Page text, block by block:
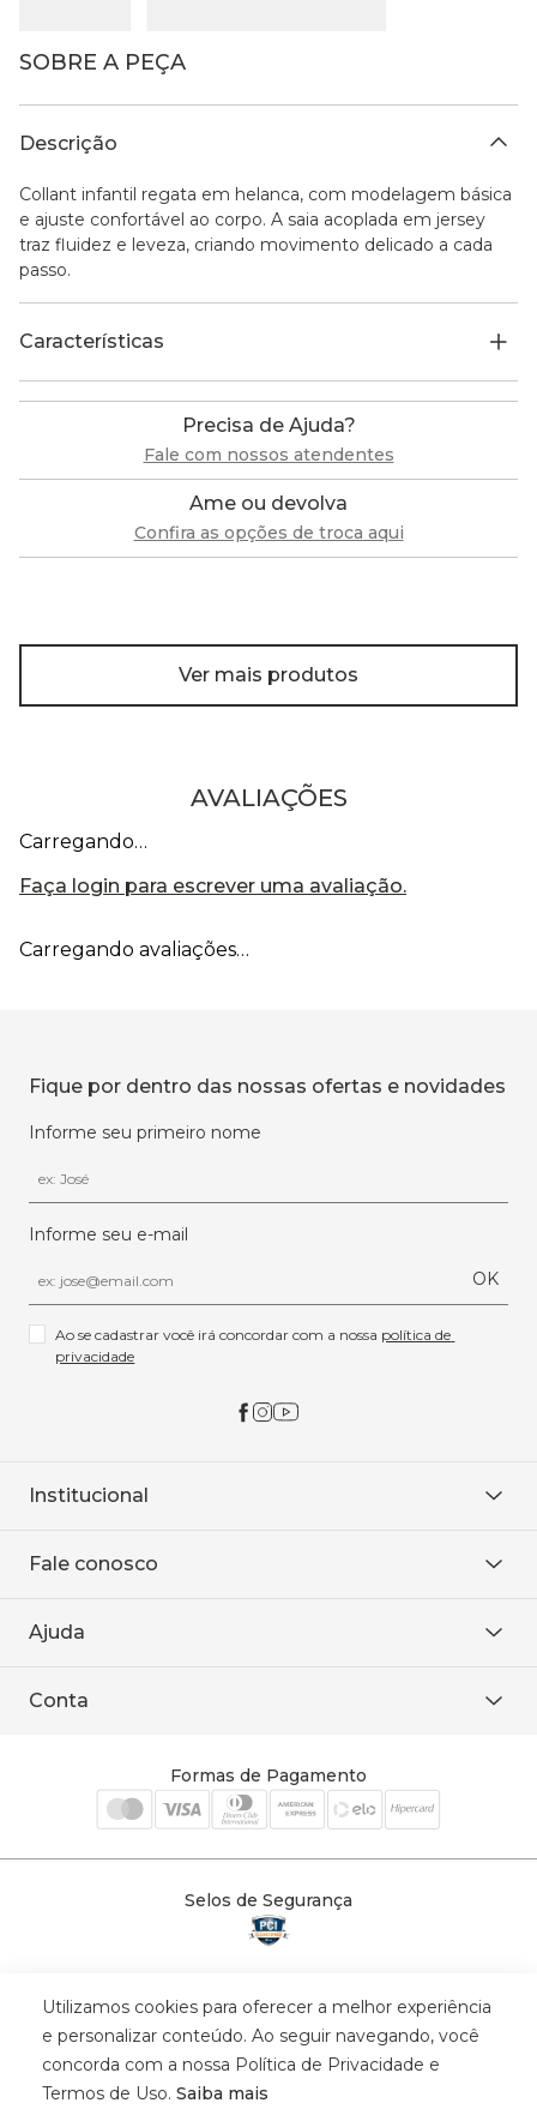
SOBRE A PEÇA
Descrição
Collant infantil regata em helanca, com modelagem básica
e ajuste confortável ao corpo. A saia acoplada em jersey
traz fluidez e leveza, criando movimento delicado a cada
passo.
Características
Precisa de Ajuda?
Fale com nossos atendentes
Ame ou devolva
Confira as opções de troca aqui
Ver mais produtos
AVALIAÇÕES
Carregando…
Faça login para escrever uma avaliação.
Carregando avaliações…
Fique por dentro das nossas ofertas e novidades
Informe seu primeiro nome
Informe seu e-mail
OK
Ao se cadastrar você irá concordar com a nossa política de
privacidade
Institucional
Onde encontrar
Baixe o APP
Fale conosco
WhatsApp
Ajuda
Política de entrega
Conta
Cadastre-se
Formas de Pagamento
Selos de Segurança
© 2025 Trinys Indústria e Comércio Ltda - Todos os direitos reservados
| CNPJ: 59.907.634/0001-75 | Rua Santa Augusta, 409 - Vila
Califórnia - Osvaldo Cruz - SP - CEP: 17702-316.
Utilizamos cookies para oferecer a melhor experiência
e personalizar conteúdo. Ao seguir navegando, você
concorda com a nossa Política de Privacidade e
Termos de Uso. Saiba mais